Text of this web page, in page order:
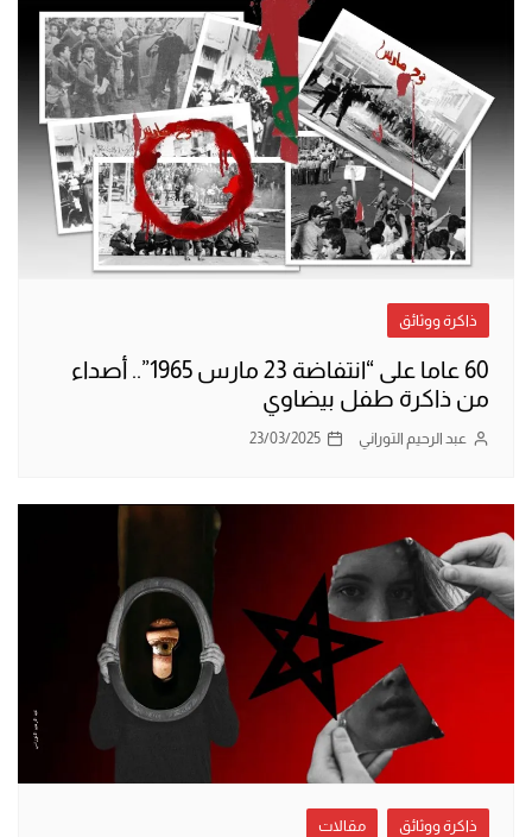
ذاكرة ووثائق
60 عاما على “انتفاضة 23 مارس 1965”.. أصداء
من ذاكرة طفل بيضاوي
عبد الرحيم التوراني 23/03/2025
ذاكرة ووثائق مقالات